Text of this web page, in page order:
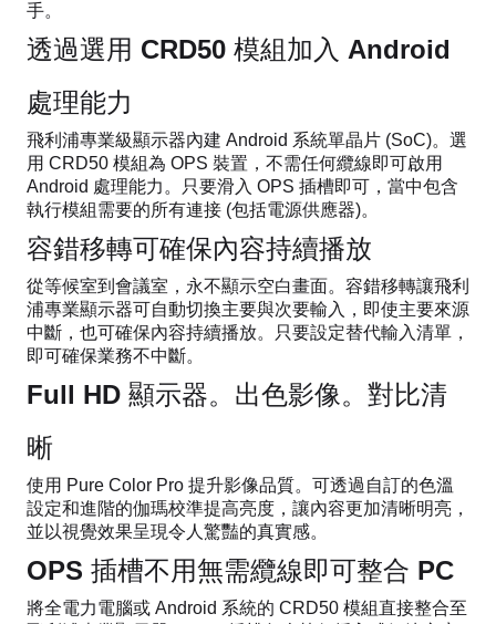
手。
透過選用 CRD50 模組加入 Android
處理能力
飛利浦專業級顯示器內建 Android 系統單晶片 (SoC)。選
用 CRD50 模組為 OPS 裝置，不需任何纜線即可啟用
Android 處理能力。只要滑入 OPS 插槽即可，當中包含
執行模組需要的所有連接 (包括電源供應器)。
容錯移轉可確保內容持續播放
從等候室到會議室，永不顯示空白畫面。容錯移轉讓飛利
浦專業顯示器可自動切換主要與次要輸入，即使主要來源
中斷，也可確保內容持續播放。只要設定替代輸入清單，
即可確保業務不中斷。
Full HD 顯示器。出色影像。對比清
晰
使用 Pure Color Pro 提升影像品質。可透過自訂的色溫
設定和進階的伽瑪校準提高亮度，讓內容更加清晰明亮，
並以視覺效果呈現令人驚豔的真實感。
OPS 插槽不用無需纜線即可整合 PC
將全電力電腦或 Android 系統的 CRD50 模組直接整合至